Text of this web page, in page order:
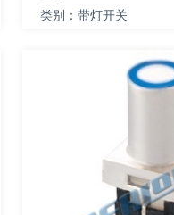
类别：带灯开关